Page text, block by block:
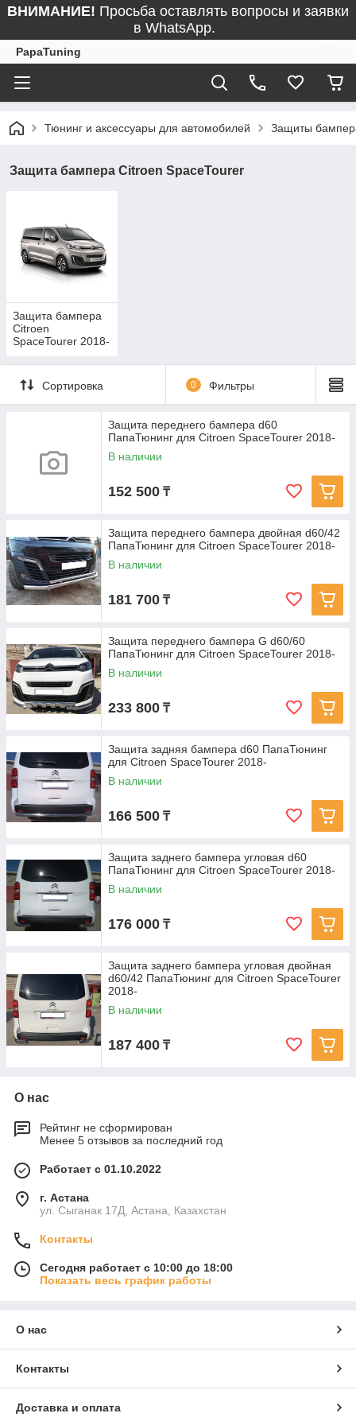
ВНИМАНИЕ! Просьба оставлять вопросы и заявки
в WhatsApp.
PapaTuning
Тюнинг и аксессуары для автомобилей Защиты
Защита бампера Citroen SpaceTourer
Защита бампера
Citroen
SpaceTourer 2018-
Сортировка 0 Фильтры
Защита переднего бампера d60
ПапаТюнинг для Citroen SpaceTourer 2018-
В наличии
152 500 ₸
Защита переднего бампера двойная d60/42
ПапаТюнинг для Citroen SpaceTourer 2018-
В наличии
181 700 ₸
Защита переднего бампера G d60/60
ПапаТюнинг для Citroen SpaceTourer 2018-
В наличии
233 800 ₸
Защита задняя бампера d60 ПапаТюнинг
для Citroen SpaceTourer 2018-
В наличии
166 500 ₸
Защита заднего бампера угловая d60
ПапаТюнинг для Citroen SpaceTourer 2018-
В наличии
176 000 ₸
Защита заднего бампера угловая двойная
d60/42 ПапаТюнинг для Citroen SpaceTourer
2018-
В наличии
187 400 ₸
О нас
Рейтинг не сформирован
Менее 5 отзывов за последний год
Работает с 01.10.2022
г. Астана
ул. Сыганак 17Д, Астана, Казахстан
Контакты
Сегодня работает с 10:00 до 18:00
Показать весь график работы
О нас
Контакты
Доставка и оплата